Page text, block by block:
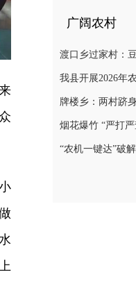
广阔农村
我县开展2026年
“农机一键达”破